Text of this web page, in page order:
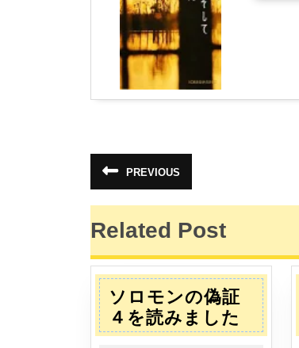
投
稿
ナ
ビ
ゲ
ー
PREVIOUS
の
投
Related Post
ソロモンの偽証
４を読みました
ロ